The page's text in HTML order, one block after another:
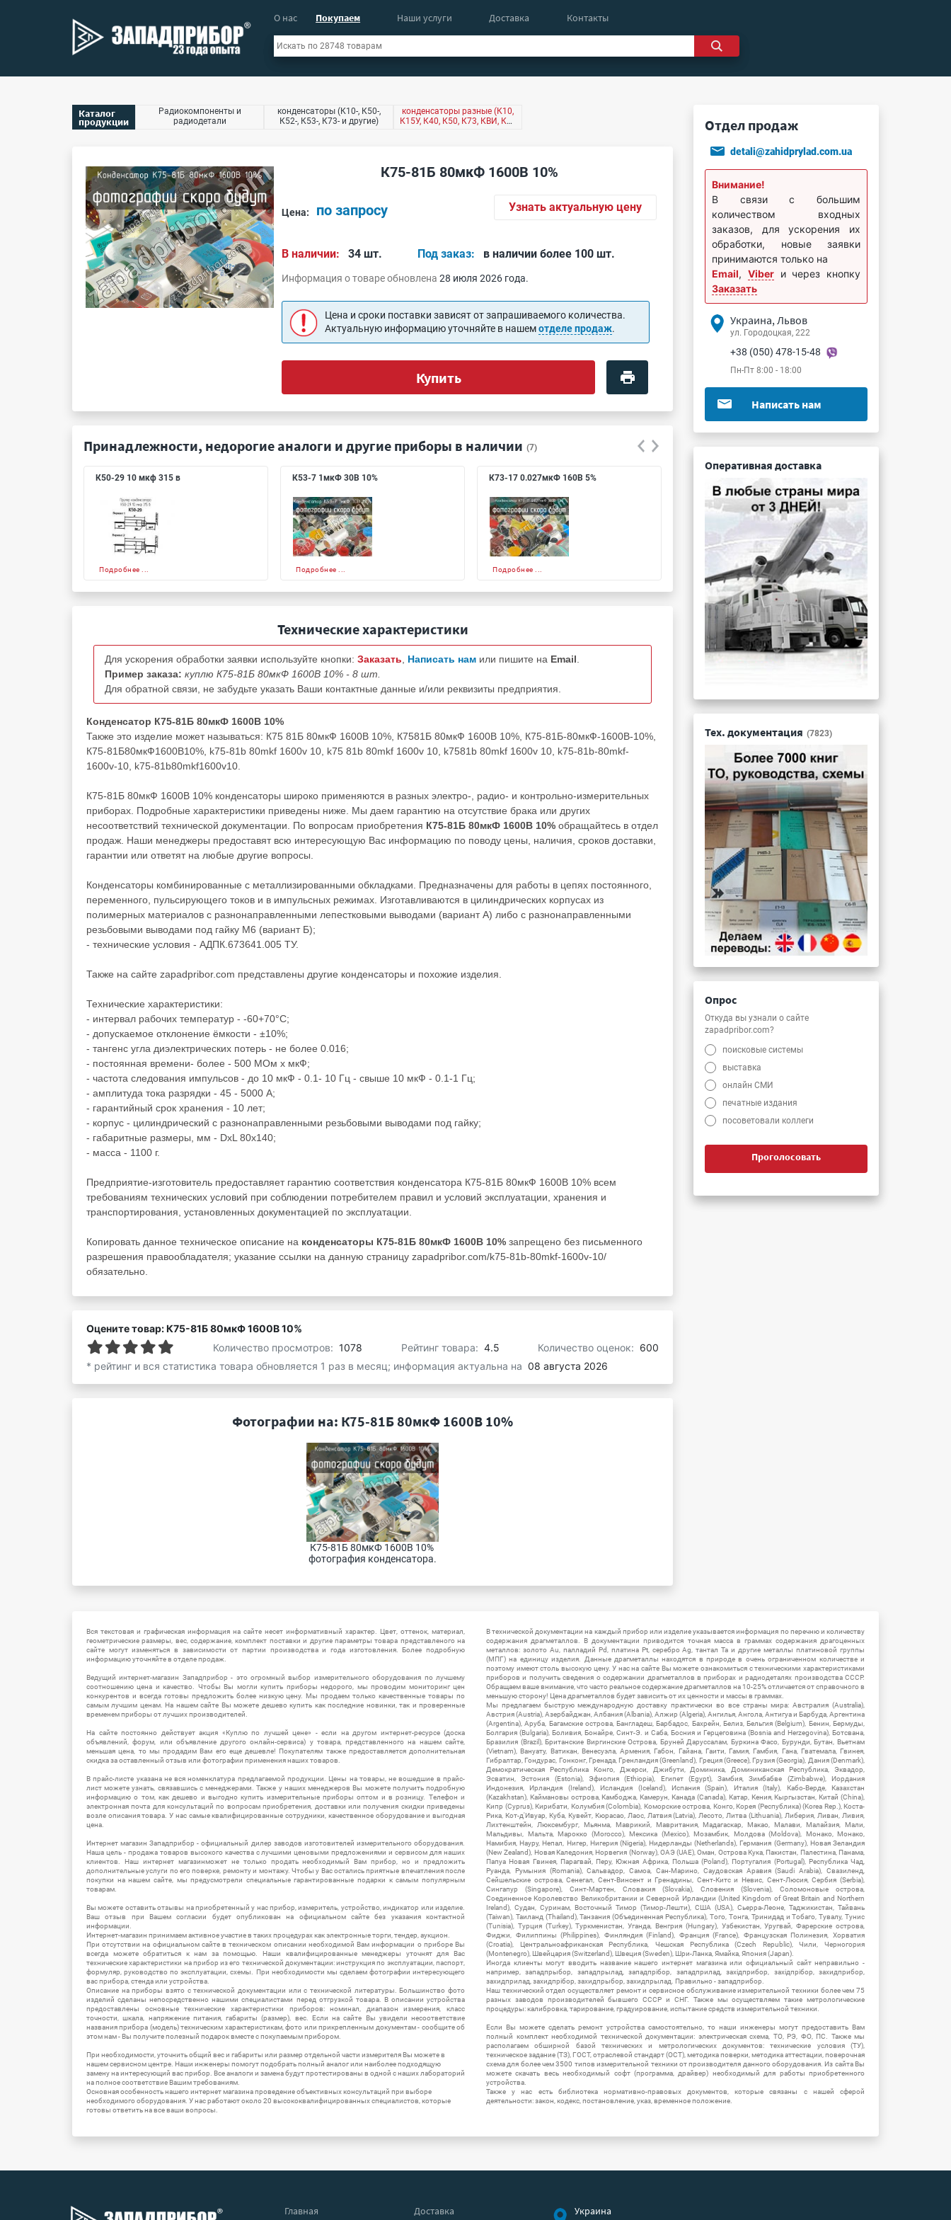
О нас Покупаем Наши услуги Доставка Контакты
Каталог
продукции
Радиокомпоненты и
радиодетали
конденсаторы (К10-, К50-,
К52-, К53-, К73- и другие)
конденсаторы разные (К10,
К15У, К40, К50, К73, КВИ, КМ,
К75-81Б 80мкФ 1600В 10%
Цена: по запросу Узнать актуальную цену
В наличии: 34 шт. Под заказ: в наличии более 100 шт.
Информация о товаре обновлена28 июля 2026 года.
Цена и сроки поставки зависят от запрашиваемого количества.
Актуальную информацию уточняйте в нашемотделе продаж.
Купить
Принадлежности, недорогие аналоги и другие приборы в наличии (7)
К50-29 10 мкф 315 в
Подробнее ...
К53-7 1мкФ 30В 10%
Подробнее ...
К73-17 0.027мкФ 160В 5%
Подробнее ...
К73-17 0.047мкФ 630В 10%
Подробнее ...
Технические характеристики
Для ускорения обработки заявки используйте кнопки: Заказать Написать нам или пишите на Email
Пример заказа: куплю К75-81Б 80мкФ 1600В 10% - 8 шт.
Для обратной связи, не забудьте указать Ваши контактные данные и/или реквизиты предприятия.
Конденсатор К75-81Б 80мкФ 1600В 10%
Также это изделие может называться: К75 81Б 80мкФ 1600В 10%, К7581Б 80мкФ 1600В 10%, К75-81Б-80мкФ-1600В-10%,
К75-81Б80мкФ1600В10%, k75-81b 80mkf 1600v 10, k75 81b 80mkf 1600v 10, k7581b 80mkf 1600v 10, k75-81b-80mkf-
1600v-10, k75-81b80mkf1600v10.
К75-81Б 80мкФ 1600В 10% конденсаторы широко применяются в разных электро-, радио- и контрольно-измерительных
приборах. Подробные характеристики приведены ниже. Мы даем гарантию на отсутствие брака или других
несоответствий технической документации. По вопросам приобретения К75-81Б 80мкФ 1600В 10% обращайтесь в отдел
продаж. Наши менеджеры предоставят всю интересующую Вас информацию по поводу цены, наличия, сроков доставки,
гарантии или ответят на любые другие вопросы.
Конденсаторы комбинированные с металлизированными обкладками. Предназначены для работы в цепях постоянного,
переменного, пульсирующего токов и в импульсных режимах. Изготавливаются в цилиндрических корпусах из
полимерных материалов с разнонаправленными лепестковыми выводами (вариант А) либо с разнонаправленными
резьбовыми выводами под гайку М6 (вариант Б);
- технические условия - АДПК.673641.005 ТУ.
Также на сайте zapadpribor.com представлены другие конденсаторы и похожие изделия.
Технические характеристики:
- интервал рабочих температур - -60+70°C;
- допускаемое отклонение ёмкости - ±10%;
- тангенс угла диэлектрических потерь - не более 0.016;
- постоянная времени- более - 500 МОм х мкФ;
- частота следования импульсов - до 10 мкФ - 0.1- 10 Гц - свыше 10 мкФ - 0.1-1 Гц;
- амплитуда тока разрядки - 45 - 5000 А;
- гарантийный срок хранения - 10 лет;
- корпус - цилиндрический с разнонаправленными резьбовыми выводами под гайку;
- габаритные размеры, мм - DxL 80х140;
- масса - 1100 г.
Предприятие-изготовитель предоставляет гарантию соответствия конденсатора К75-81Б 80мкФ 1600В 10% всем
требованиям технических условий при соблюдении потребителем правил и условий эксплуатации, хранения и
транспортирования, установленных документацией по эксплуатации.
Копировать данное техническое описание на конденсаторы К75-81Б 80мкФ 1600В 10% запрещено без письменного
разрешения правообладателя; указание ссылки на данную страницу zapadpribor.com/k75-81b-80mkf-1600v-10/
обязательно.
Оцените товар: К75-81Б 80мкФ 1600В 10%
Количество просмотров: 1078 Рейтинг товара: 4.5 Количество оценок: 600
* рейтинг и вся статистика товара обновляется 1 раз в месяц; информация актуальна на 08 августа 2026
Фотографии на: К75-81Б 80мкФ 1600В 10%
К75-81Б 80мкФ 1600В 10%
фотография конденсатора.
Отдел продаж
detali@zahidprylad.com.ua
Внимание!
В связи с большим
количеством входных
заказов, для ускорения их
обработки, новые заявки
принимаются только на
Email, Viberи через кнопку
Заказать
Украина, Львов
ул. Городоцкая, 222
+38 (050) 478-15-48
Пн-Пт 8:00 - 18:00
Написать нам
Оперативная доставка
Тех. документация (7823)
Опрос
Откуда вы узнали о сайте
zapadpribor.com?
поисковые системы
выставка
онлайн СМИ
печатные издания
посоветовали коллеги
Проголосовать
Вся текстовая и графическая информация на сайте несет информативный характер. Цвет, оттенок, материал,
геометрические размеры, вес, содержание, комплект поставки и другие параметры товара представленого на
сайте могут изменяться в зависимости от партии производства и года изготовления. Более подробную
информацию уточняйте в отделе продаж.
Ведущий интернет-магазин Западприбор - это огромный выбор измерительного оборудования по лучшему
соотношению цена и качество. Чтобы Вы могли купить приборы недорого, мы проводим мониторинг цен
конкурентов и всегда готовы предложить более низкую цену. Мы продаем только качественные товары по
самым лучшим ценам. На нашем сайте Вы можете дешево купить как последние новинки, так и проверенные
временем приборы от лучших производителей.
На сайте постоянно действует акция «Куплю по лучшей цене» - если на другом интернет-ресурсе (доска
объявлений, форум, или объявление другого онлайн-сервиса) у товара, представленного на нашем сайте,
меньшая цена, то мы продадим Вам его еще дешевле! Покупателям также предоставляется дополнительная
скидка за оставленный отзыв или фотографии применения наших товаров.
В прайс-листе указана не вся номенклатура предлагаемой продукции. Цены на товары, не вошедшие в прайс-
лист можете узнать, связавшись с менеджерами. Также у наших менеджеров Вы можете получить подробную
информацию о том, как дешево и выгодно купить измерительные приборы оптом и в розницу. Телефон и
электронная почта для консультаций по вопросам приобретения, доставки или получения скидки приведены
возле описания товара. У нас самые квалифицированные сотрудники, качественное оборудование и выгодная
цена.
Интернет магазин Западприбор - официальный дилер заводов изготовителей измерительного оборудования.
Наша цель - продажа товаров высокого качества с лучшими ценовыми предложениями и сервисом для наших
клиентов. Наш интернет магазинможет не только продать необходимый Вам прибор, но и предложить
дополнительные услуги по его поверке, ремонту и монтажу. Чтобы у Вас остались приятные впечатления после
покупки на нашем сайте, мы предусмотрели специальные гарантированные подарки к самым популярным
товарам.
Вы можете оставить отзывы на приобретенный у нас прибор, измеритель, устройство, индикатор или изделие.
Ваш отзыв при Вашем согласии будет опубликован на официальном сайте без указания контактной
информации.
Интернет-магазин принимаем активное участие в таких процедурах как электронные торги, тендер, аукцион.
При отсутствии на официальном сайте в техническом описании необходимой Вам информации о приборе Вы
всегда можете обратиться к нам за помощью. Наши квалифицированные менеджеры уточнят для Вас
технические характеристики на прибор из его технической документации: инструкция по эксплуатации, паспорт,
формуляр, руководство по эксплуатации, схемы. При необходимости мы сделаем фотографии интересующего
вас прибора, стенда или устройства.
Описание на приборы взято с технической документации или с технической литературы. Большинство фото
изделий сделаны непосредственно нашими специалистами перед отгрузкой товара. В описании устройства
предоставлены основные технические характеристики приборов: номинал, диапазон измерения, класс
точности, шкала, напряжение питания, габариты (размер), вес. Если на сайте Вы увидели несоответствие
названия прибора (модель) техническим характеристикам, фото или прикрепленным документам - сообщите об
этом нам - Вы получите полезный подарок вместе с покупаемым прибором.
При необходимости, уточнить общий вес и габариты или размер отдельной части измерителя Вы можете в
нашем сервисном центре. Наши инженеры помогут подобрать полный аналог или наиболее подходящую
замену на интересующий вас прибор. Все аналоги и замена будут протестированы в одной с наших лабораторий
на полное соответствие Вашим требованиям.
Основная особенность нашего интернет магазина проведение объективных консультаций при выборе
необходимого оборудования. У нас работают около 20 высококвалифицированных специалистов, которые
готовы ответить на все ваши вопросы.
В технической документации на каждый прибор или изделие указывается информация по перечню и количеству
содержания драгметаллов. В документации приводится точная масса в граммах содержания драгоценных
металлов: золото Au, палладий Pd, платина Pt, серебро Ag, тантал Ta и другие металлы платиновой группы
(МПГ) на единицу изделия. Данные драгметаллы находятся в природе в очень ограниченном количестве и
поэтому имеют столь высокую цену. У нас на сайте Вы можете ознакомиться с техническими характеристиками
приборов и получить сведения о содержании драгметаллов в приборах и радиодеталях производства СССР.
Обращаем ваше внимание, что часто реальное содержание драгметаллов на 10-25% отличается от справочного в
меньшую сторону! Цена драгметаллов будет зависить от их ценности и массы в граммах.
Мы предлагаем быструю международную доставку практически во все страны мира: Австралия (Australia),
Австрия (Austria), Азербайджан, Албания (Albania), Алжир (Algeria), Ангилья, Ангола, Антигуа и Барбуда, Аргентина
(Argentina), Аруба, Багамские острова, Бангладеш, Барбадос, Бахрейн, Белиз, Бельгия (Belgium), Бенин, Бермуды,
Болгария (Bulgaria), Боливия, Бонайре, Синт-Э. и Саба, Босния и Герцеговина (Bosnia and Herzegovina), Ботсвана,
Бразилия (Brazil), Британские Виргинские Острова, Бруней Даруссалам, Буркина Фасо, Бурунди, Бутан, Вьетнам
(Vietnam), Вануату, Ватикан, Венесуэла, Армения, Габон, Гайана, Гаити, Гамия, Гамбия, Гана, Гватемала, Гвинея,
Гибралтар, Гондурас, Гонконг, Гренада, Гренландия (Greenland), Греция (Greece), Грузия (Georgia), Дания (Denmark),
Демократическая Республика Конго, Джерси, Джибути, Доминика, Доминиканская Республика, Эквадор,
Эсватин, Эстония (Estonia), Эфиопия (Ethiopia), Египет (Egypt), Замбия, Зимбабве (Zimbabwe), Иордания
Индонезия, Ирландия (Ireland), Исландия (Iceland), Испания (Spain), Италия (Italy), Кабо-Верде, Казахстан
(Kazakhstan), Каймановы острова, Камбоджа, Камерун, Канада (Canada), Катар, Кения, Кыргызстан, Китай (China),
Кипр (Cyprus), Кирибати, Колумбия (Colombia), Коморские острова, Конго, Корея (Республика) (Korea Rep.), Коста-
Рика, Кот-д'Ивуар, Куба, Кувейт, Кюрасао, Лаос, Латвия (Latvia), Лесото, Литва (Lithuania), Либерия, Ливан, Ливия,
Лихтенштейн, Люксембург, Мьянма, Маврикий, Мавритания, Мадагаскар, Макао, Малави, Малайзия, Мали,
Мальдивы, Мальта, Марокко (Morocco), Мексика (Mexico), Мозамбик, Молдова (Moldova), Монако, Монако,
Намибия, Науру, Непал, Нигер, Нигерия (Nigeria), Нидерланды (Netherlands), Германия (Germany), Новая Зеландия
(New Zealand), Новая Каледония, Норвегия (Norway), ОАЭ (UAE), Оман, Острова Кука, Пакистан, Палестина, Панама,
Папуа Новая Гвинея, Парагвай, Перу, Южная Африка, Польша (Poland), Португалия (Portugal), Республика Чад,
Руанда, Румыния (Romania), Сальвадор, Самоа, Сан-Марино, Саудовская Аравия (Saudi Arabia), Свазиленд,
Сейшельские острова, Сенегал, Сент-Винсент и Гренадины, Сент-Китс и Невис, Сент-Люсия, Сербия (Serbia),
Сингапур (Singapore), Синт-Мартен, Словакия (Slovakia), Словения (Slovenia), Соломоновые острова,
Соединенное Королевство Великобритании и Северной Ирландии (United Kingdom of Great Britain and Northern
Ireland), Судан, Суринам, Восточный Тимор (Тимор-Лешти), США (USA), Сьерра-Леоне, Таджикистан, Тайвань
(Taiwan), Таиланд (Thailand), Танзания (Объединенная Республика), Того, Тонга, Тринидад и Тобаго, Тувалу, Тунис
(Tunisia), Турция (Turkey), Туркменистан, Уганда, Венгрия (Hungary), Узбекистан, Уругвай, Фарерские острова,
Фиджи, Филиппины (Philippines), Финляндия (Finland), Франция (France), Французская Полинезия, Хорватия
(Croatia), Центральноафриканская Республика, Чешская Республика (Czech Republic), Чили, Черногория
(Montenegro), Швейцария (Switzerland), Швеция (Sweden), Шри-Ланка, Ямайка, Япония (Japan).
Иногда клиенты могут вводить название нашего интернет магазина или официальный сайт неправильно -
например, западпрыбор, западпрылад, западпрібор, западприлад, західприбор, західпрібор, захидприбор,
захидприлад, захидпрібор, захидпрыбор, захидпрылад. Правильно - западприбор.
Наш технический отдел осуществляет ремонт и сервисное обслуживание измерительной техники более чем 75
разных заводов производителей бывшего СССР и СНГ. Также мы осуществляем такие метрологические
процедуры: калибровка, тарирование, градуирование, испытание средств измерительной техники.
Если Вы можете сделать ремонт устройства самостоятельно, то наши инженеры могут предоставить Вам
полный комплект необходимой технической документации: электрическая схема, ТО, РЭ, ФО, ПС. Также мы
располагаем обширной базой технических и метрологических документов: технические условия (ТУ),
техническое задание (ТЗ), ГОСТ, отраслевой стандарт (ОСТ), методика поверки, методика аттестации, поверочная
схема для более чем 3500 типов измерительной техники от производителя данного оборудования. Из сайта Вы
можете скачать весь необходимый софт (программа, драйвер) необходимый для работы приобретенного
устройства.
Также у нас есть библиотека нормативно-правовых документов, которые связаны с нашей сферой
деятельности: закон, кодекс, постановление, указ, временное положение.
Главная Доставка
Украина